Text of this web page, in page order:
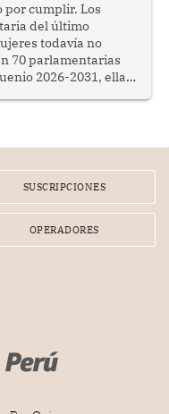
por cumplir. Los
del último
todavía no
70 parlamentarias
2026-2031, ellas
SUSCRIPCIONES
OPERADORES